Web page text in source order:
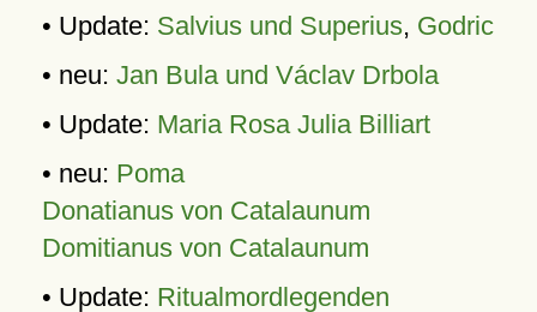
• Update: Salvius und Superius, Godric
• neu: Jan Bula und Václav Drbola
• Update: Maria Rosa Julia Billiart
• neu: Poma
Donatianus von Catalaunum
Domitianus von Catalaunum
• Update: Ritualmordlegenden